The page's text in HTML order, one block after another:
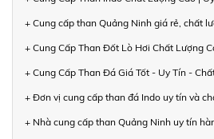
+ Cung cấp than Quảng Ninh giá rẻ, chất
+ Cung Cấp Than Đốt Lò Hơi Chất Lượng
+ Cung Cấp Than Đá Giá Tốt - Uy Tín -
+ Đơn vị cung cấp than đá Indo uy tín và
+ Nhà cung cấp than Quảng Ninh uy tín